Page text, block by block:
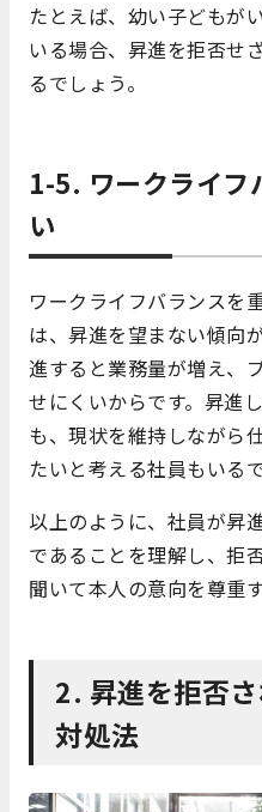
たとえば、幼い子どもが
いる場合、昇進を拒否せ
るでしょう。
1-5. ワークライフ
い
ワークライフバランスを
は、昇進を望まない傾向
進すると業務量が増え、
せにくいからです。昇進
も、現状を維持しながら
たいと考える社員もいる
以上のように、社員が昇
であることを理解し、拒
聞いて本人の意向を尊重
2. 昇進を拒否
対処法